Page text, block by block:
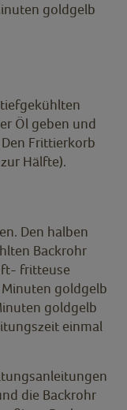
goldgelb
Öl geben und
Frittierkorb
Hälfte).
Den halben
Backrohr
fritteuse
goldgelb
goldgelb
einmal
die Backrohr